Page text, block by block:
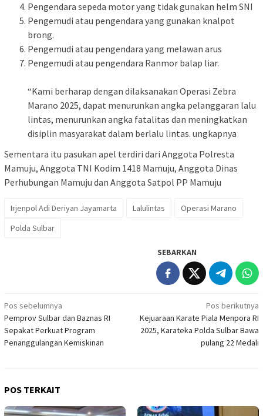
Pengendara sepeda motor yang tidak gunakan helm SNI
Pengemudi atau pengendara yang gunakan knalpot
brong.
Pengemudi atau pengendara yang melawan arus
Pengemudi atau pengendara Ranmor balap liar.
“Kami berharap dengan dilaksanakan Operasi Zebra
Marano 2025, dapat menurunkan angka pelanggaran lalu
lintas, menurunkan angka fatalitas dan meningkatkan
disiplin masyarakat dalam berlalu lintas. ungkapnya
Sementara itu pasukan apel terdiri dari Anggota Polresta
Mamuju, Anggota TNI Kodim 1418 Mamuju, Anggota Dinas
Perhubungan Mamuju dan Anggota Satpol PP Mamuju
Irjenpol Adi Deriyan Jayamarta Lalulintas
Operasi Marano
Polda Sulbar
SEBARKAN
Navigasi
pos
Pos sebelumnya
Pemprov Sulbar dan Baznas RI
Sepakat Perkuat Program
Penanggulangan Kemiskinan
Pos berikutnya
Kejuaraan Karate Piala Menpora RI
2025, Karateka Polda Sulbar Bawa
pulang 22 Medali
POS TERKAIT